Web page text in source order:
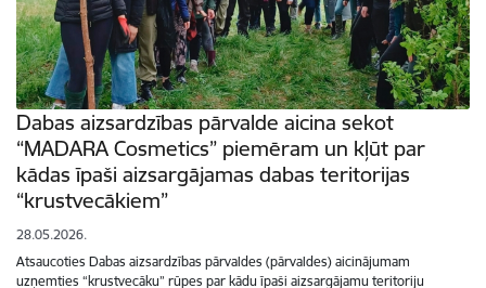
Dabas aizsardzības pārvalde aicina sekot
“MADARA Cosmetics” piemēram un kļūt par
kādas īpaši aizsargājamas dabas teritorijas
“krustvecākiem”
28.05.2026.
Atsaucoties Dabas aizsardzības pārvaldes (pārvaldes) aicinājumam
uzņemties “krustvecāku” rūpes par kādu īpaši aizsargājamu teritoriju